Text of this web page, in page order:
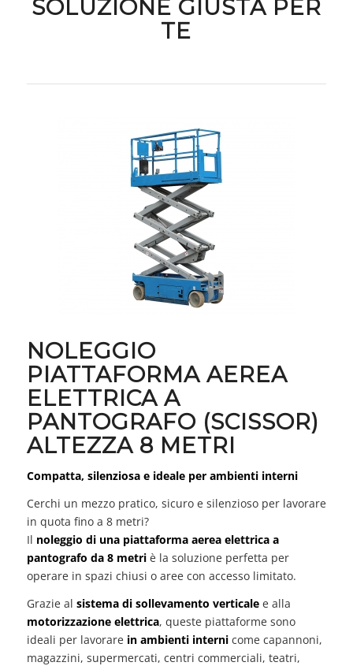
SOLUZIONE GIUSTA PER
TE
NOLEGGIO
PIATTAFORMA AEREA
ELETTRICA A
PANTOGRAFO (SCISSOR)
ALTEZZA 8 METRI
Compatta, silenziosa e ideale per ambienti interni
Cerchi un mezzo pratico, sicuro e silenzioso per lavorare
in quota fino a 8 metri?
Il noleggio di una piattaforma aerea elettrica a
pantografo da 8 metriè la soluzione perfetta per
operare in spazi chiusi o aree con accesso limitato.
Grazie al sistema di sollevamento verticalee alla
motorizzazione elettrica, queste piattaforme sono
ideali per lavorare in ambienti internicome capannoni,
magazzini, supermercati, centri commerciali, teatri,